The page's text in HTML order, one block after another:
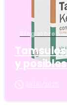
Blog sobre
y
28/10/2025